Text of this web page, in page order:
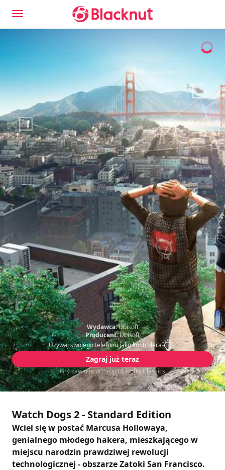
Wydawca:Ubisoft
Producent:Ubisoft
Używaj swojego telefonu jako kontrolera
Zagraj już teraz
Gry zawarte w Pass: Ubisoft+ Classics
Watch Dogs 2 - Standard Edition
Wciel się w postać Marcusa Hollowaya,
genialnego młodego hakera, mieszkającego w
miejscu narodzin prawdziwej rewolucji
technologicznej - obszarze Zatoki San Francisco.